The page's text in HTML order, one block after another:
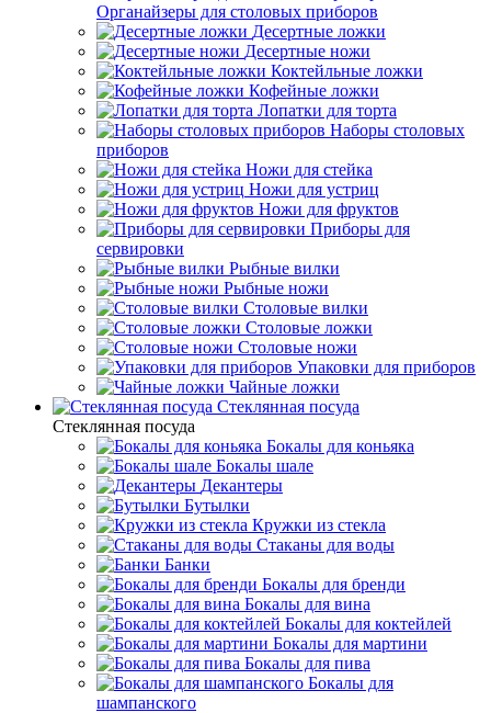
Органайзеры для столовых приборов
Десертные ложки
Десертные ножи
Коктейльные ложки
Кофейные ложки
Лопатки для торта
Наборы столовых
приборов
Ножи для стейка
Ножи для устриц
Ножи для фруктов
Приборы для
сервировки
Рыбные вилки
Рыбные ножи
Столовые вилки
Столовые ложки
Столовые ножи
Упаковки для приборов
Чайные ложки
Стеклянная посуда
Стеклянная посуда
Бокалы для коньяка
Бокалы шале
Декантеры
Бутылки
Кружки из стекла
Стаканы для воды
Банки
Бокалы для бренди
Бокалы для вина
Бокалы для коктейлей
Бокалы для мартини
Бокалы для пива
Бокалы для
шампанского